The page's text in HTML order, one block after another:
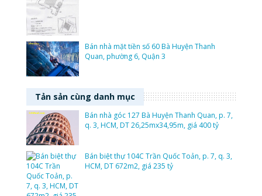
Bán nhà mặt tiền số 60 Bà Huyện Thanh
Quan, phường 6, Quận 3
Tản sản cùng danh mục
Bán nhà góc 127 Bà Huyện Thanh Quan, p. 7,
q. 3, HCM, DT 26,25mx34,95m, giá 400 tỷ
Bán biệt thự 104C Trần Quốc Toản, p. 7, q. 3,
HCM, DT 672m2, giá 235 tỷ